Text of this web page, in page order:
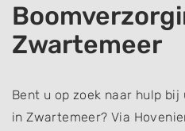
Zwartemeer
Bent u op zoek naar hulp
in Zwartemeer? Via